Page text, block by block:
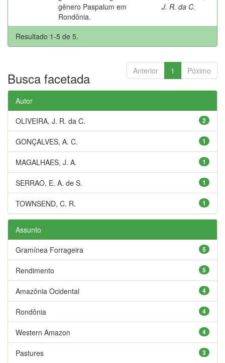
gênero Paspalum em
Rondônia.
J. R. da C.
Resultado 1-5 de 5.
Anterior 1 Póximo
Busca facetada
Autor
2
OLIVEIRA, J. R. da C.
1
GONÇALVES, A. C.
1
MAGALHAES, J. A.
1
SERRAO, E. A. de S.
1
TOWNSEND, C. R.
Assunto
5
Gramínea Forrageira
5
Rendimento
4
Amazônia Ocidental
4
Rondônia
4
Western Amazon
3
Pastures